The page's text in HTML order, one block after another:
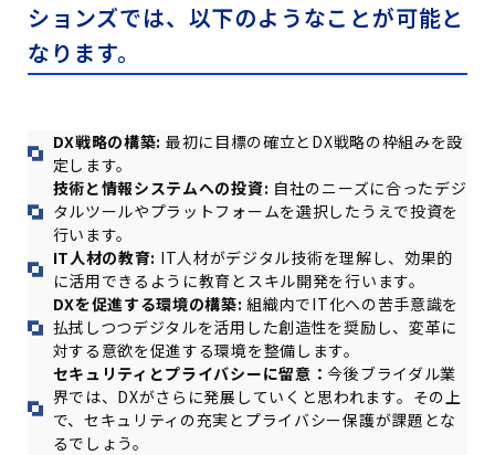
ションズでは、以下のようなことが可能と
なります。
DX戦略の構築: 最初に目標の確立とDX戦略の枠組みを設
定します。
技術と情報システムへの投資: 自社のニーズに合ったデジ
タルツールやプラットフォームを選択したうえで投資を
行います。
IT人材の教育: IT人材がデジタル技術を理解し、効果的
に活用できるように教育とスキル開発を行います。
DXを促進する環境の構築:組織内でIT化への苦手意識を
払拭しつつデジタルを活用した創造性を奨励し、変革に
対する意欲を促進する環境を整備します。
セキュリティとプライバシーに留意：今後ブライダル業
界では、DXがさらに発展していくと思われます。その上
で、セキュリティの充実とプライバシー保護が課題とな
るでしょう。